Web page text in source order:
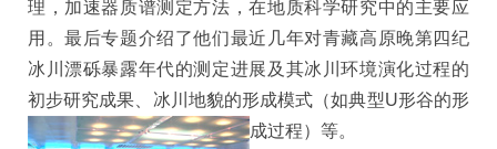
理，加速器质谱测定方法，在地质科学研究中的主要应
用。最后专题介绍了他们最近几年对青藏高原晚第四纪
冰川漂砾暴露年代的测定进展及其冰川环境演化过程的
初步研究成果、冰川地貌的形成模式（如典型U形谷的形
成过程）等。